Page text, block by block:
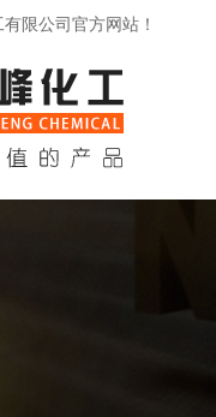
限公司官方网站！